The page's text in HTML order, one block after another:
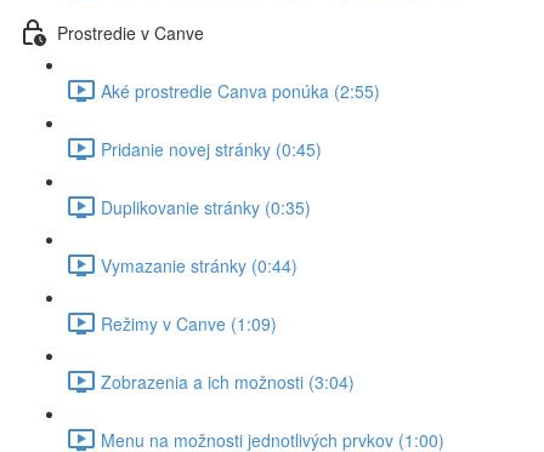
Prostredie v Canve
Aké prostredie Canva ponúka (2:55)
Pridanie novej stránky (0:45)
Duplikovanie stránky (0:35)
Vymazanie stránky (0:44)
Režimy v Canve (1:09)
Zobrazenia a ich možnosti (3:04)
Menu na možnosti jednotlivých prvkov (1:00)